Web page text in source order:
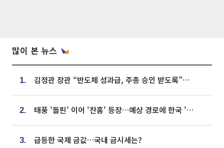
많이 본 뉴스
1. 김정관 장관 “반도체 성과급, 주총 승인 받도록”…상법·자본시장법 개정 시사
2. 태풍 '돌핀' 이어 '찬홈' 등장…예상 경로에 한국 '한숨'
3. 급등한 국제 금값…국내 금시세는?